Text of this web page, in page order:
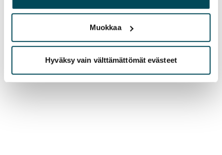
palvelujaan.
Muokkaa
Hyväksy vain välttämättömät evästeet